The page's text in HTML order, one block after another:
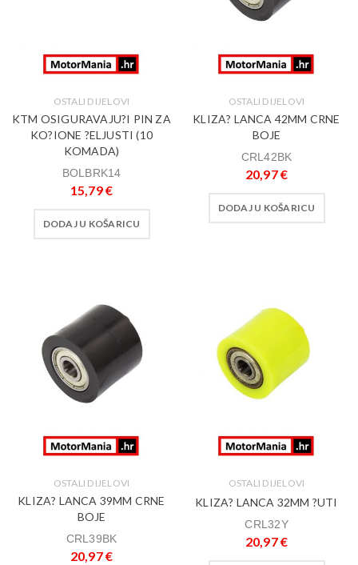
OSTALI DIJELOVI
KTM OSIGURAVAJU?I PIN ZA
KO?IONE ?ELJUSTI (10
KOMADA)
BOLBRK14
15,79€
DODAJ U KOŠARICU
OSTALI DIJELOVI
KLIZA? LANCA 42MM CRNE
BOJE
CRL42BK
20,97€
DODAJ U KOŠARICU
OSTALI DIJELOVI
KLIZA? LANCA 39MM CRNE
BOJE
CRL39BK
20,97€
OSTALI DIJELOVI
KLIZA? LANCA 32MM ?UTI
CRL32Y
20,97€